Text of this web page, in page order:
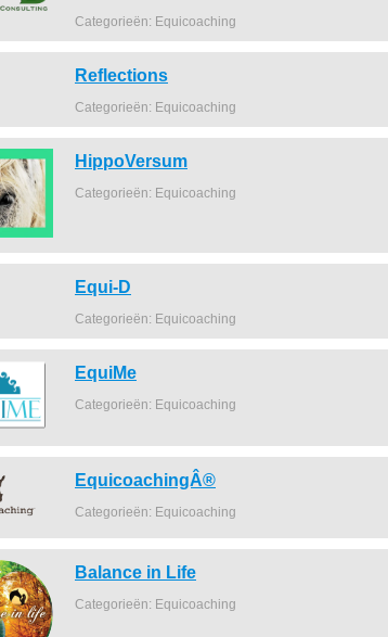
Categorieën: Equicoaching
Reflections
Categorieën: Equicoaching
HippoVersum
Categorieën: Equicoaching
Equi-D
Categorieën: Equicoaching
EquiMe
Categorieën: Equicoaching
EquicoachingÂ®
Categorieën: Equicoaching
Balance in Life
Categorieën: Equicoaching